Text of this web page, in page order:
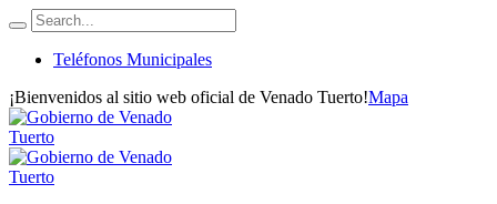
Teléfonos Municipales
¡Bienvenidos al sitio web oficial de Venado Tuerto!Mapa